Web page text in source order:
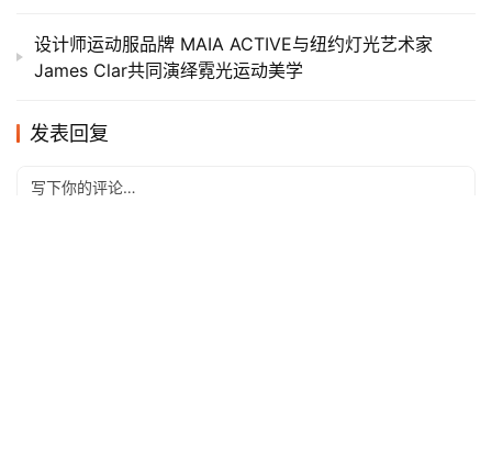
设计师运动服品牌 MAIA ACTIVE与纽约灯光艺术家
James Clar共同演绎霓光运动美学
发表回复